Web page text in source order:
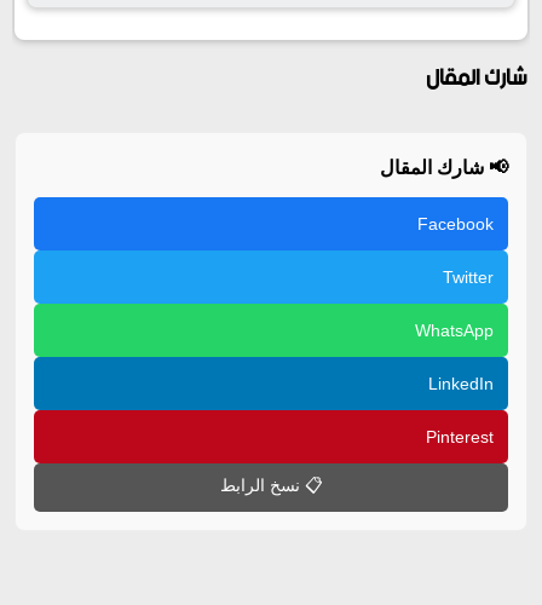
شارك المقال
📢 شارك المقال
Facebook
Twitter
WhatsApp
LinkedIn
Pinterest
📋 نسخ الرابط